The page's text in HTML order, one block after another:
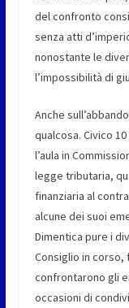
del confronto
senza atti
nonostante le
l’impossibilità di
Anche
qualcosa. Civico
l’aula in
legge tributaria,
finanziaria al
alcune dei suoi
Dimentica pure i
Consiglio in corso,
confrontarono gli
occasioni di